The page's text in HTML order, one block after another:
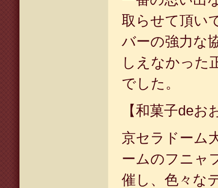
取らせて頂い
バーの強力な
しえなかった
でした。
【和菓子deお
京セラドーム
ームのフニャ
催し、色々な